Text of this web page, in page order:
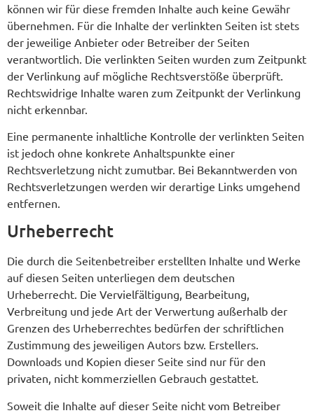
können wir für diese fremden Inhalte auch keine Gewähr
übernehmen. Für die Inhalte der verlinkten Seiten ist stets
der jeweilige Anbieter oder Betreiber der Seiten
verantwortlich. Die verlinkten Seiten wurden zum Zeitpunkt
der Verlinkung auf mögliche Rechtsverstöße überprüft.
Rechtswidrige Inhalte waren zum Zeitpunkt der Verlinkung
nicht erkennbar.
Eine permanente inhaltliche Kontrolle der verlinkten Seiten
ist jedoch ohne konkrete Anhaltspunkte einer
Rechtsverletzung nicht zumutbar. Bei Bekanntwerden von
Rechtsverletzungen werden wir derartige Links umgehend
entfernen.
Urheberrecht
Die durch die Seitenbetreiber erstellten Inhalte und Werke
auf diesen Seiten unterliegen dem deutschen
Urheberrecht. Die Vervielfältigung, Bearbeitung,
Verbreitung und jede Art der Verwertung außerhalb der
Grenzen des Urheberrechtes bedürfen der schriftlichen
Zustimmung des jeweiligen Autors bzw. Erstellers.
Downloads und Kopien dieser Seite sind nur für den
privaten, nicht kommerziellen Gebrauch gestattet.
Soweit die Inhalte auf dieser Seite nicht vom Betreiber